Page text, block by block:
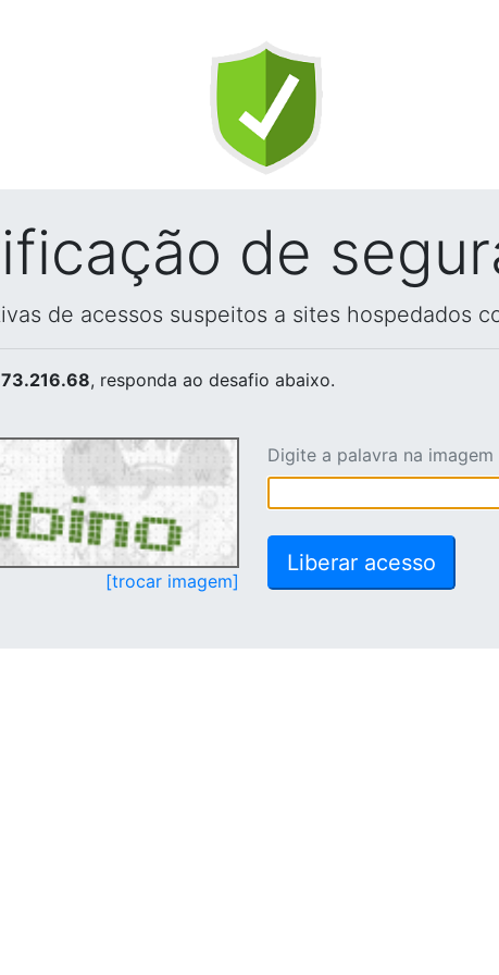
de
de acessos suspeitos a sites hospedados
, responda ao desafio abaixo.
[trocar imagem]
Digite a palavra na